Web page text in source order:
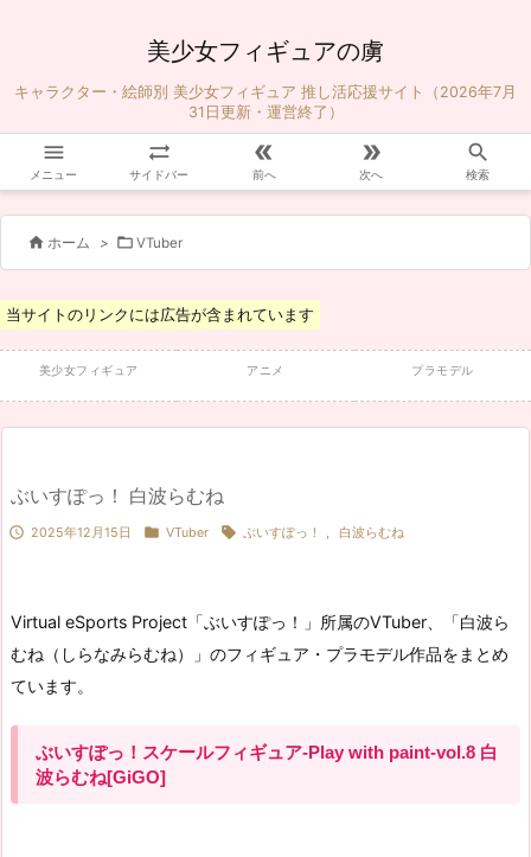
美少女フィギュアの虜
キャラクター・絵師別 美少女フィギュア 推し活応援サイト（2026年7月
31日更新・運営終了）

メニュー

サイドバー

前へ

次へ

検索
 ホーム >  VTuber
当サイトのリンクには広告が含まれています
美少女フィギュア アニメ プラモデル
ぶいすぽっ！ 白波らむね
 2025年12月15日  VTuber  ぶいすぽっ！ , 白波らむね
Virtual eSports Project「ぶいすぽっ！」所属のVTuber、「白波ら
むね（しらなみらむね）」のフィギュア・プラモデル作品をまとめ
ています。
ぶいすぽっ！スケールフィギュア-Play with paint-vol.8 白
波らむね[GiGO]